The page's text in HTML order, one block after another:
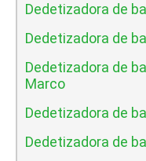
Dedetizadora de
Dedetizadora de
Dedetizadora de
Marco
Dedetizadora de
Dedetizadora de